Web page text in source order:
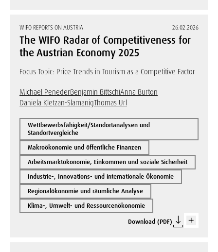
WIFO REPORTS ON AUSTRIA 26.02.2026
The WIFO Radar of Competitiveness for
the Austrian Economy 2025
Focus Topic: Price Trends in Tourism as a Competitive Factor
Michael PenederBenjamin BittschiAnna Burton
Daniela Kletzan-SlamanigThomas Url
Wettbewerbsfähigkeit/Standortanalysen und
Standortvergleiche
Makroökonomie und öffentliche Finanzen
Arbeitsmarktökonomie, Einkommen und soziale Sicherheit
Industrie-, Innovations- und internationale Ökonomie
Regionalökonomie und räumliche Analyse
Klima-, Umwelt- und Ressourcenökonomie
Download (PDF)